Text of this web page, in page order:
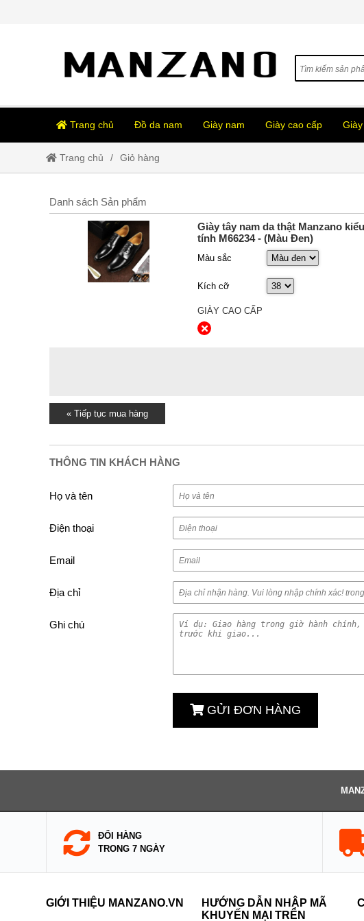
Trang chủ Đồ da nam Giày nam Giày cao cấp
Trang chủ Giỏ hàng
Danh sách Sản phẩm
Giày tây nam da thật Manzano
tính M66234- (Màu Đen)
Màu sắc
Kích cỡ
GIÀY CAO CẤP
« Tiếp tục mua hàng
THÔNG TIN KHÁCH HÀNG
Họ và tên
Điện thoại
Email
Địa chỉ
Ghi chú
GỬI ĐƠN HÀNG
ĐỔI HÀNG
TRONG 7 NGÀY
GIỚI THIỆU MANZANO.VN
HƯỚNG DẪN NHẬP MÃ
KHUYẾN MẠI TRÊN